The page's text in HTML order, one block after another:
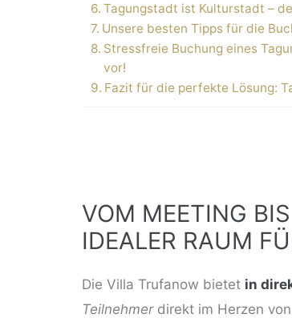
Tagungstadt ist Kulturstadt –
Unsere besten Tipps für die
Stressfreie Buchung eines
vor!
Fazit für die perfekte Lösung:
VOM MEETING
DEALER RAUM
Die Villa Trufanow bietet in
Teilnehmerdirekt im Herzen